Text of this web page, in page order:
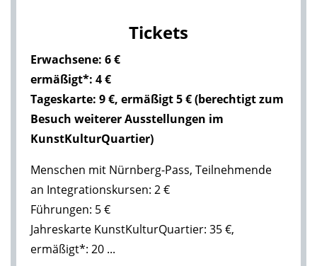
Tickets
Erwachsene: 6 €
ermäßigt*: 4 €
Tageskarte: 9 €, ermäßigt 5 € (berechtigt zum
Besuch weiterer Ausstellungen im
KunstKulturQuartier)
Menschen mit Nürnberg-Pass, Teilnehmende
an Integrationskursen: 2 €
Führungen: 5 €
Jahreskarte KunstKulturQuartier: 35 €,
ermäßigt*: 20 ...